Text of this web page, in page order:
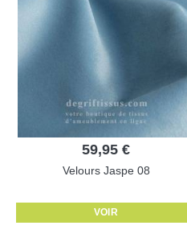
59,95 €
Velours Jaspe 08
VOIR